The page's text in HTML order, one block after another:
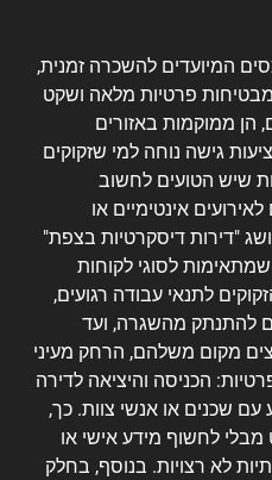
המיועדים להשכרה זמנית,
פרטיות מלאה ושקט
הן ממוקמות באזורים
גישה נוחה למי שזקוקים
שיש הטועים לחשוב
אינטימיים או
"דירות דיסקרטיות בצפת"
לסוגי לקוחות
לתנאי עבודה רגועים,
להתנתק מהשגרה, ועד
מקום משלהם, הרחק מעיני
הכניסה והיציאה לדירה
שכנים או אנשי צוות. כך,
לחשוף מידע אישי או
לא רצויות. בנוסף, בחלק